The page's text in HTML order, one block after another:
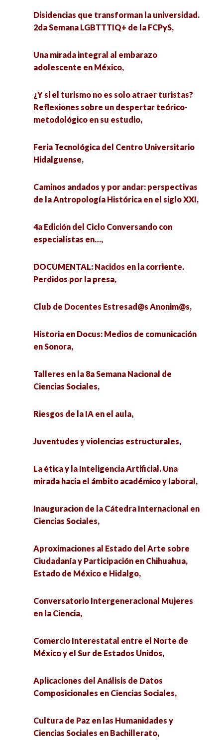
Disidencias que transforman la universidad.
2da Semana LGBTTTIQ+ de la FCPyS,
Una mirada integral al embarazo
adolescente en México,
¿Y si el turismo no es solo atraer turistas?
Reflexiones sobre un despertar teórico-
metodológico en su estudio,
Feria Tecnológica del Centro Universitario
Hidalguense,
Caminos andados y por andar: perspectivas
de la Antropología Histórica en el siglo XXI,
4a Edición del Ciclo Conversando con
especialistas en…,
DOCUMENTAL: Nacidos en la corriente.
Perdidos por la presa,
Club de Docentes Estresad@s Anonim@s,
Historia en Docus: Medios de comunicación
en Sonora,
Talleres en la 8a Semana Nacional de
Ciencias Sociales,
Riesgos de la IA en el aula,
Juventudes y violencias estructurales,
La ética y la Inteligencia Artificial. Una
mirada hacia el ámbito académico y laboral,
Inauguracion de la Cátedra Internacional en
Ciencias Sociales,
Aproximaciones al Estado del Arte sobre
Ciudadanía y Participación en Chihuahua,
Estado de México e Hidalgo,
Conversatorio Intergeneracional Mujeres
en la Ciencia,
Comercio Interestatal entre el Norte de
México y el Sur de Estados Unidos,
Aplicaciones del Análisis de Datos
Composicionales en Ciencias Sociales,
Cultura de Paz en las Humanidades y
Ciencias Sociales en Bachillerato,